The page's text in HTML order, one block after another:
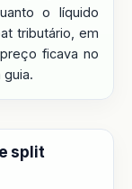
o líquido
tributário, em
ficava no
split